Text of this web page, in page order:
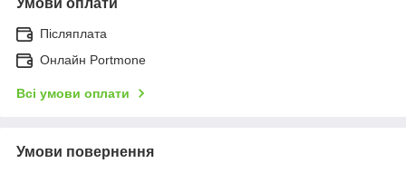
Післяплата
Онлайн Portmone
Всі умови оплати
Умови повернення